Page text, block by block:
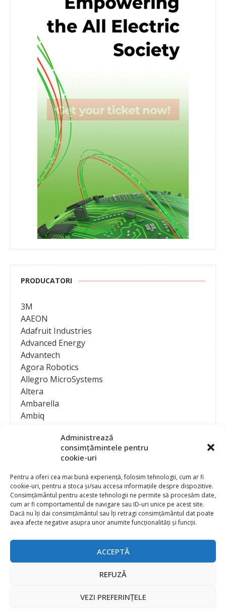
Administrează
consimțămintele pentru
cookie-uri
Pentru a oferi cea mai bună experiență, folosim tehnologii, cum ar fi
cookie-uri, pentru a stoca și/sau accesa informațiile despre dispozitive.
Consimțământul pentru aceste tehnologii ne permite să procesăm date,
cum ar fi comportamentul de navigare sau ID-uri unice pe acest site.
Dacă nu îți dai consimțământul sau îți retragi consimțământul dat poate
avea afecte negative asupra unor anumite funcționalități și funcții.
ACCEPTĂ
REFUZĂ
VEZI PREFERINȚELE
PRODUCATORI
3M
AAEON
Adafruit Industries
Advanced Energy
Advantech
Agora Robotics
Allegro MicroSystems
Altera
Ambarella
Ambiq
Analog Devices
Anritsu Corporation
Ansys
APS
Arduino
Arm
Asentics
ATEN International
ATTEND Technology
Contact
Publicitate
Abonament la revista “Electronica Azi”